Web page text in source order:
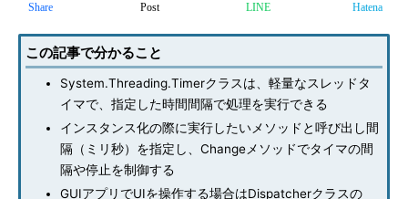
Share Post LINE Hatena
この記事で分かること
System.Threading.Timerクラスは、軽量なスレッドタ
イマで、指定した時間間隔で処理を実行できる
インスタンス化の際に実行したいメソッドと呼び出し間
隔（ミリ秒）を指定し、Changeメソッドでタイマの間
隔や停止を制御する
GUIアプリでUIを操作する場合はDispatcherクラスの